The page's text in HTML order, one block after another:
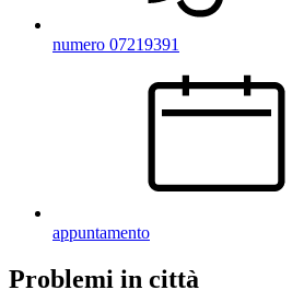
numero 07219391
appuntamento
Problemi in città